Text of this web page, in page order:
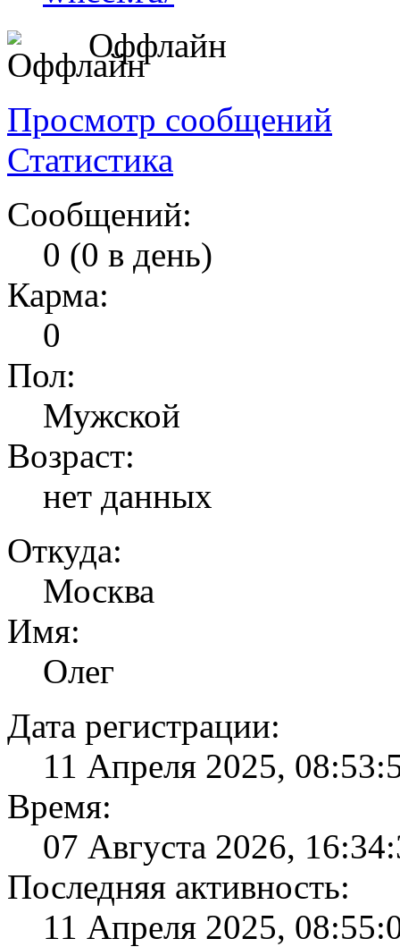
Оффлайн
Просмотр сообщений
Статистика
Сообщений:
0 (0 в день)
Карма:
0
Пол:
Мужской
Возраст:
нет данных
Откуда:
Москва
Имя:
Олег
Дата регистрации:
11 Апреля 2025,
Время:
07 Августа 2026,
Последняя активность:
11 Апреля 2025,